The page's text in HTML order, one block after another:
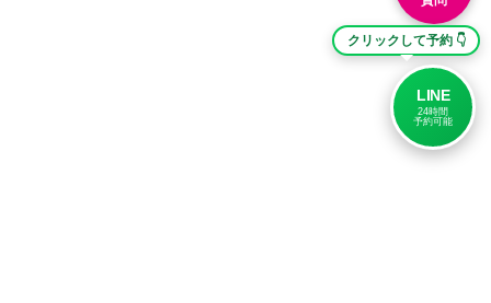
クリックして予約 👇
LINE
24時間
予約可能